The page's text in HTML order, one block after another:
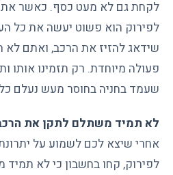
לקחת גם לא מעט כסף. כאשר
לפירוק הוא פשוט יעשה את כל
שידאג להזיז את הרכב, ואתם
פעולה מיוחדת. רק תזמינו אותו
שעמד בחניה בחוסר מעש נעלם
לא תמיד משתלם לתקן את
אחרי שיצא לכם לשמוע על
לפירוק, קחו בחשבון כי לא